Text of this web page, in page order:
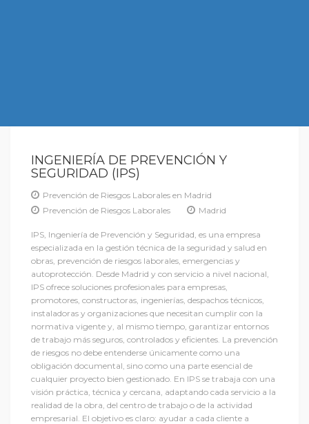
INGENIERÍA DE PREVENCIÓN Y
SEGURIDAD (IPS)
Prevención de Riesgos Laborales en Madrid
Prevención de Riesgos Laborales
Madrid
IPS, Ingeniería de Prevención y Seguridad, es una empresa
especializada en la gestión técnica de la seguridad y salud en
obras, prevención de riesgos laborales, emergencias y
autoprotección. Desde Madrid y con servicio a nivel nacional,
IPS ofrece soluciones profesionales para empresas,
promotores, constructoras, ingenierías, despachos técnicos,
instaladoras y organizaciones que necesitan cumplir con la
normativa vigente y, al mismo tiempo, garantizar entornos
de trabajo más seguros, controlados y eficientes. La prevención
de riesgos no debe entenderse únicamente como una
obligación documental, sino como una parte esencial de
cualquier proyecto bien gestionado. En IPS se trabaja con una
visión práctica, técnica y cercana, adaptando cada servicio a la
realidad de la obra, del centro de trabajo o de la actividad
empresarial. El objetivo es claro: ayudar a cada cliente a